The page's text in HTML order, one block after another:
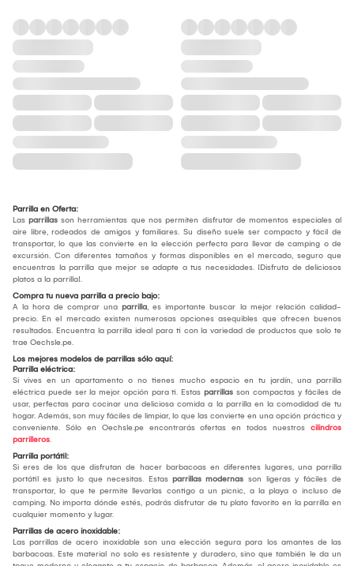
Parrilla en Oferta:
Las parrillas son herramientas que nos permiten disfrutar de momentos especiales al
aire libre, rodeados de amigos y familiares. Su diseño suele ser compacto y fácil de
transportar, lo que las convierte en la elección perfecta para llevar de camping o de
excursión. Con diferentes tamaños y formas disponibles en el mercado, seguro que
encuentras la parrilla que mejor se adapte a tus necesidades. ¡Disfruta de deliciosos
platos a la parrilla!.
Compra tu nueva parrilla a precio bajo:
A la hora de comprar una parrilla, es importante buscar la mejor relación calidad-
precio. En el mercado existen numerosas opciones asequibles que ofrecen buenos
resultados. Encuentra la parrilla ideal para ti con la variedad de productos que solo te
trae Oechsle.pe.
Los mejores modelos de parrillas sólo aquí:
Parrilla eléctrica:
Si vives en un apartamento o no tienes mucho espacio en tu jardín, una parrilla
eléctrica puede ser la mejor opción para ti. Estas parrillas son compactas y fáciles de
usar, perfectas para cocinar una deliciosa comida a la parrilla en la comodidad de tu
hogar. Además, son muy fáciles de limpiar, lo que las convierte en una opción práctica y
conveniente. Sólo en Oechsle.pe encontrarás ofertas en todos nuestros cilindros
parrilleros.
Parrilla portátil:
Si eres de los que disfrutan de hacer barbacoas en diferentes lugares, una parrilla
portátil es justo lo que necesitas. Estas parrillas modernas son ligeras y fáciles de
transportar, lo que te permite llevarlas contigo a un picnic, a la playa o incluso de
camping. No importa dónde estés, podrás disfrutar de tu plato favorito en la parrilla en
cualquier momento y lugar.
Parrillas de acero inoxidable:
Las parrillas de acero inoxidable son una elección segura para los amantes de las
barbacoas. Este material no solo es resistente y duradero, sino que también le da un